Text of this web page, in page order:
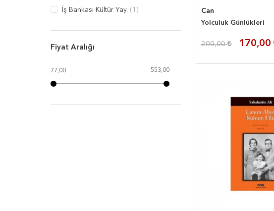
İş Bankası Kültür Yay. (1)
Fiyat Aralığı
77,00 553,00
Can
Yolculuk Günlükleri
200,00 170,00